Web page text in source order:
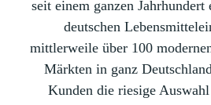
seit einem ganzen
deutschen
mittlerweile über 100
Märkten in ganz
Kunden die riesige